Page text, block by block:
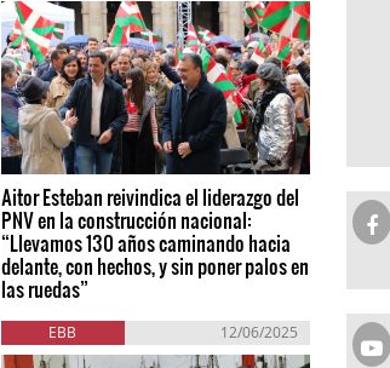
Aitor Esteban reivindica el liderazgo del
PNV en la construcción nacional:
“Llevamos 130 años caminando hacia
delante, con hechos, y sin poner palos en
las ruedas”
EBB 12/06/2025